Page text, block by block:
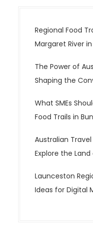
Regional Food
Margaret River
The Power of
Shaping the
What SMEs
Food Trails in
Australian
Explore the Land
Launceston
Ideas for Digital